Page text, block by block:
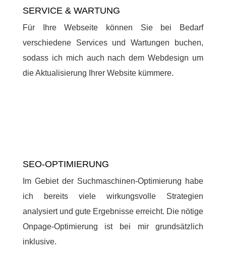
SERVICE & WARTUNG
Für Ihre Webseite können Sie bei Bedarf
verschiedene Services und Wartungen buchen,
sodass ich mich auch nach dem Webdesign um
die Aktualisierung Ihrer Website kümmere.
SEO-OPTIMIERUNG
Im Gebiet der Suchmaschinen-Optimierung habe
ich bereits viele wirkungsvolle Strategien
analysiert und gute Ergebnisse erreicht. Die nötige
Onpage-Optimierung ist bei mir grundsätzlich
inklusive.